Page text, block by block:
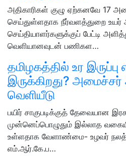
அதிகாரிகள் குழு ஏற்கனவே
செய்துள்ளதாக நீர்வளத்துறை உயர்
செய்தியாளர்களுக்குப் பேட்டி
வெளியானவுடன் பணிகள…
தமிழகத்தில் உர
இருக்கிறது?
வெளியீடு
பயிர் சாகுபடிக்குத் தேவையான
முன்னெப்பொழுதும் இல்லாத
உள்ளதாக வேளாண்மை- உழவர்
எம்.ஆர்.கே.ப…